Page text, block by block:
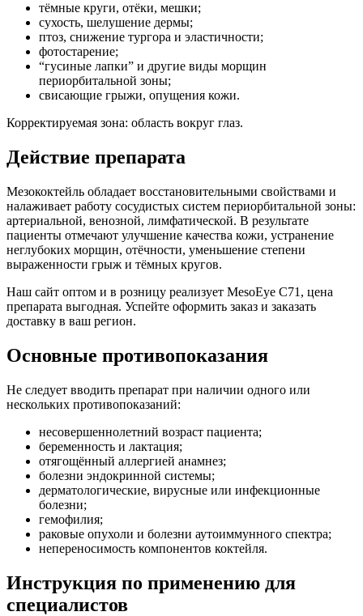
тёмные круги, отёки, мешки;
сухость, шелушение дермы;
птоз, снижение тургора и эластичности;
фотостарение;
“гусиные лапки” и другие виды морщин
периорбитальной зоны;
свисающие грыжи, опущения кожи.
Корректируемая зона: область вокруг глаз.
Действие препарата
Мезококтейль обладает восстановительными свойствами и
налаживает работу сосудистых систем периорбитальной зоны:
артериальной, венозной, лимфатической. В результате
пациенты отмечают улучшение качества кожи, устранение
неглубоких морщин, отёчности, уменьшение степени
выраженности грыж и тёмных кругов.
Наш сайт оптом и в розницу реализует MesoEye C71, цена
препарата выгодная. Успейте оформить заказ и заказать
доставку в ваш регион.
Основные противопоказания
Не следует вводить препарат при наличии одного или
нескольких противопоказаний:
несовершеннолетний возраст пациента;
беременность и лактация;
отягощённый аллергией анамнез;
болезни эндокринной системы;
дерматологические, вирусные или инфекционные
болезни;
гемофилия;
раковые опухоли и болезни аутоиммунного спектра;
непереносимость компонентов коктейля.
Инструкция по применению для
специалистов